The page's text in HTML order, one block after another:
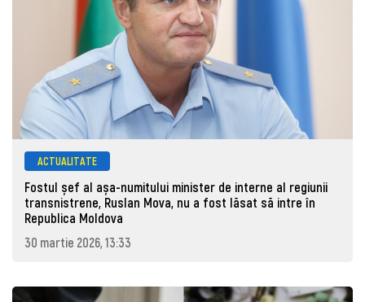
ACTUALITATE
Fostul șef al așa-numitului minister de interne al regiunii
transnistrene, Ruslan Mova, nu a fost lăsat să intre în
Republica Moldova
30 martie 2026, 13:33